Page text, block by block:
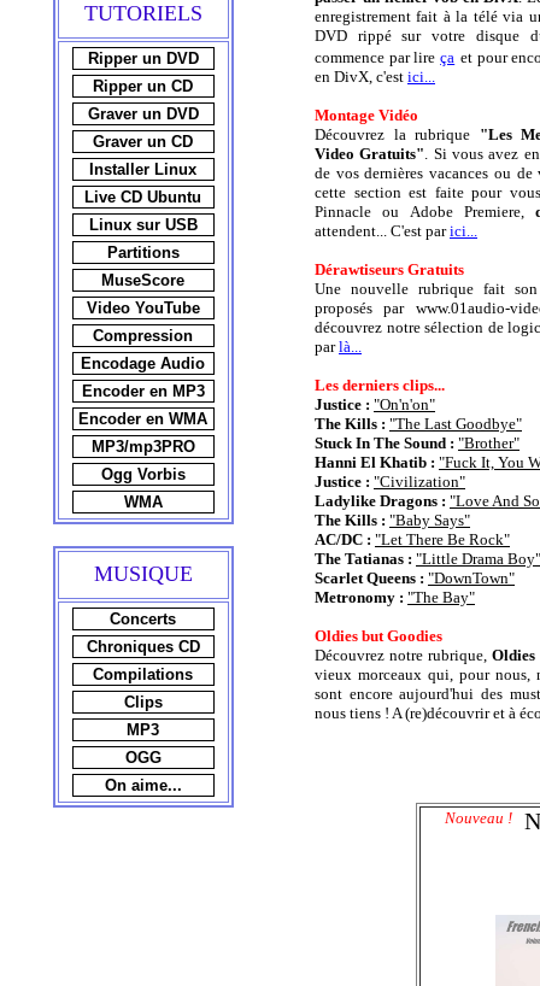
TUTORIELS
Ripper un DVD
Ripper un CD
Graver un DVD
Graver un CD
Installer Linux
Live CD Ubuntu
Linux sur USB
Partitions
MuseScore
Video YouTube
Compression
Encodage Audio
Encoder en MP3
Encoder en WMA
MP3/mp3PRO
Ogg Vorbis
WMA
MUSIQUE
Concerts
Chroniques CD
Compilations
Clips
MP3
OGG
On aime...
enregistrement fait à la télé via
DVD rippé sur votre disque
commence par lireça et pour
en DivX, c'est ici...
Montage Vidéo
Découvrez la rubrique "Les
Video Gratuits". Si vous avez
de vos dernières vacances ou
cette section est faite pour
Pinnacle ou Adobe Premiere,
attendent... C'est parici...
Dérawtiseurs Gratuits
Une nouvelle rubrique fait
proposés par www.01audio-
découvrez notre sélection de
parlà...
Les derniers clips...
Justice : "On'n'on"
The Kills : "The Last Goodbye"
Stuck In The Sound : "Brother"
Hanni El Khatib : "Fuck It, You
Justice : "Civilization"
Ladylike Dragons : "Love And
The Kills : "Baby Says"
AC/DC : "Let There Be Rock"
The Tatianas : "Little Drama Boy"
Scarlet Queens : "DownTown"
Metronomy : "The Bay"
Oldies but Goodies
Découvrez notre rubrique,Oldies
vieux morceaux qui, pour nous,
sont encore aujourd'hui des
nous tiens ! A (re)découvrir et à
Nouveau !